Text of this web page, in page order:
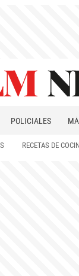
POLICIALES
RECETAS DE